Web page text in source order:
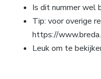
Is dit nummer wel
Tip: voor overige
https://
Leuk om te